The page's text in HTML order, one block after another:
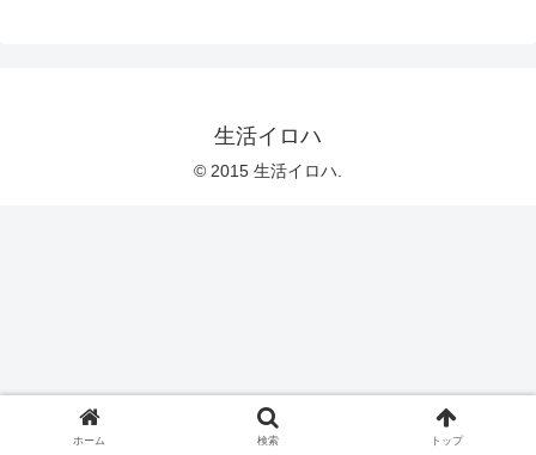
生活イロハ
© 2015 生活イロハ.
ホーム 検索 トップ